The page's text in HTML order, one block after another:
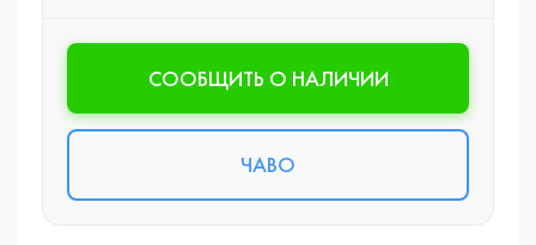
CООБЩИТЬ О НАЛИЧИИ
ЧАВО